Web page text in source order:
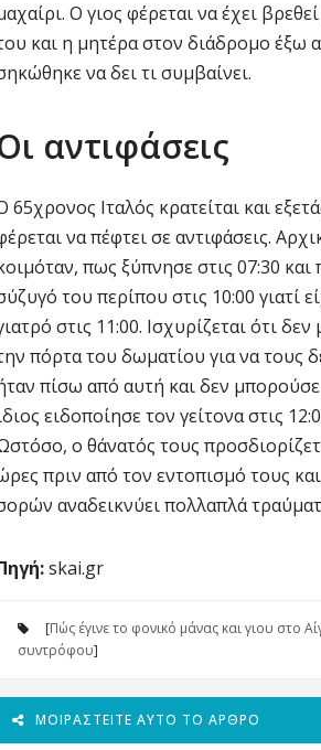
Ο γιος φέρεται να έχει
και η μητέρα στον διάδρομο έξω
να δει τι συμβαίνει.
αντιφάσεις
65χρονος Ιταλός κρατείται και
να πέφτει σε αντιφάσεις.
πως ξύπνησε στις 07:30 και
του περίπου στις 10:00 γιατί
στις 11:00. Ισχυρίζεται ότι
πόρτα του δωματίου για να τους
πίσω από αυτή και δεν μπορούσε
ειδοποίησε τον γείτονα στις
ο θάνατός τους
πριν από τον εντοπισμό τους
αναδεικνύει πολλαπλά
skai.gr
[Πώς έγινε το φονικό μάνας και γιου στο
συντρόφου]
ΜΟΙΡΑΣΤΕΊΤΕ ΑΥΤΌ ΤΟ ΆΡΘΡΟ